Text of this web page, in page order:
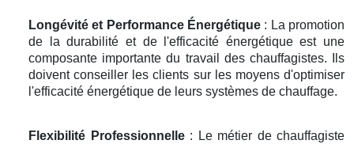
Longévité et Performance Énergétique : La promotion
de la durabilité et de l'efficacité énergétique est une
composante importante du travail des chauffagistes. Ils
doivent conseiller les clients sur les moyens d'optimiser
l'efficacité énergétique de leurs systèmes de chauffage.
Flexibilité Professionnelle: Le métier de chauffagiste